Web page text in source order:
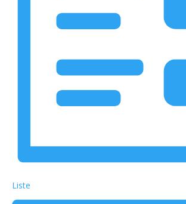
Liste